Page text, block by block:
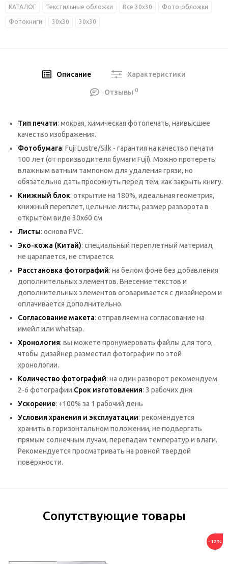
КАТАЛОГ Текстильные обложки Все 30х30 Фото-обложки
Фотокниги 30х30 30х30
Описание Характеристики
Отзывы 0
Тип печати: мокрая, химическая фотопечать, наивысшее
качество изображения.
Фотобумага: Fuji Lustre/Silk - гарантия на качество печати
100 лет (от производителя бумаги Fuji). Можно протереть
влажным ватным тампоном для удаления грязи, но
обязательно дать просохнуть перед тем, как закрыть книгу.
Книжный блок: открытие на 180%, идеальная геометрия,
книжный переплет, цельные листы, размер разворота в
открытом виде 30х60 см
Листы: основа PVC.
Эко-кожа (Китай): специальный переплетный материал,
не царапается, не стирается.
Расстановка фотографий: на белом фоне без добавления
дополнительных элементов. Внесение текстов и
дополнительных элементов оговаривается с дизайнером и
оплачивается дополнительно.
Согласование макета: отправляем на согласование на
имейл или whatsap.
Хронология: вы можете пронумеровать файлы для того,
чтобы дизайнер разместил фотографии по этой
хронологии.
Количество фотографий: на один разворот рекомендуем
2-6 фотографии.Срок изготовления: 3 рабочих дня
Ускорение: +100% за 1 рабочий день
Условия хранения и эксплуатации: рекомендуется
хранить в горизонтальном положении, не подвергать
прямым солнечным лучам, перепадам температур и влаги.
Рекомендуется просматривать на ровной твердой
поверхности.
Сопутствующие товары
−12%